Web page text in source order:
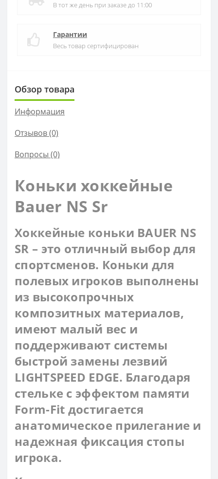
В тот же день при заказе до 11:00
Гарантии
Весь товар сертифицирован
Обзор товара
Информация
Отзывов (0)
Вопросы (0)
Коньки хоккейные
Bauer NS Sr
Хоккейные коньки BAUER NS
SR – это отличный выбор для
спортсменов. Коньки для
полевых игроков выполнены
из высокопрочных
композитных материалов,
имеют малый вес и
поддерживают системы
быстрой замены лезвий
LIGHTSPEED EDGE. Благодаря
стельке с эффектом памяти
Form-Fit достигается
анатомическое прилегание и
надежная фиксация стопы
игрока.